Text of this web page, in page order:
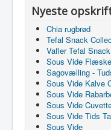
Nyeste
Chia rugbrød
Tefal Snack
Vafler Tefal
Sous Vide
Sagovælling -
Sous Vide Kalve
Sous Vide
Sous Vide
Sous Vide Tids
Sous Vide